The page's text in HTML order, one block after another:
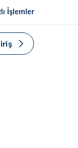
İşlemler